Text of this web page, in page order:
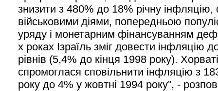
знизити з 480% до 18% річну інфляцію,
військовими діями, попередньою
уряду і монетарним фінансуванням
х роках Ізраїль зміг довести інфляцію
рівнів (5,4% до кінця 1998 року).
спромоглася сповільнити інфляцію з
року до 4% у жовтні 1994 року”, -